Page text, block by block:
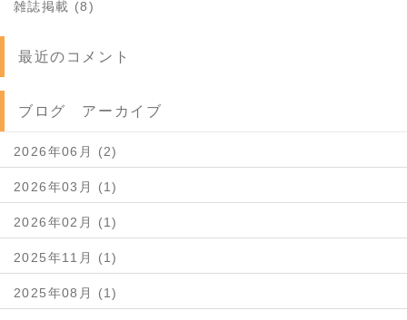
雑誌掲載 (8)
最近のコメント
ブログ アーカイブ
2026年06月 (2)
2026年03月 (1)
2026年02月 (1)
2025年11月 (1)
2025年08月 (1)